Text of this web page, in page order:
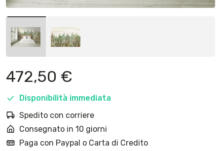
472,50 €
Disponibilità immediata
Spedito con corriere
Consegnato in 10 giorni
Paga con Paypal o Carta di Credito